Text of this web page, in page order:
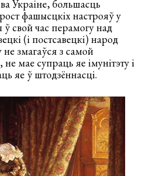
Украіне, большасць
фашысцкіх настрояў у
свой час перамогу над
(і постсавецкі) народ
не змагаўся з самой
мае супраць яе імунітэту і
яе ў штодзённасці.